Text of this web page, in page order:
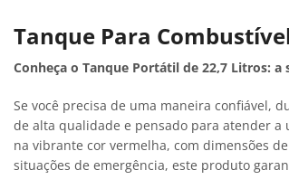
Tanque Para
Conheça o Tanque Portátil de 22,7 Litros:
Se você precisa de uma maneira confiável,
de alta qualidade e pensado para atender a
na vibrante cor vermelha, com dimensões de
situações de emergência, este produto